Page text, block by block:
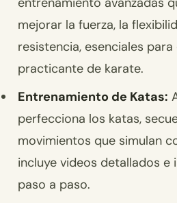
mejorar la fuerza, la
resistencia, esenciales
practicante de karate.
Entrenamiento de Katas:
perfecciona los katas,
movimientos que simulan
incluye videos detallados e
paso a paso.